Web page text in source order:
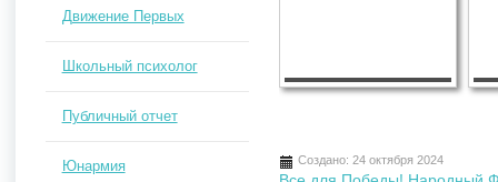
Создано: 24 октября 2024
Движение Первых
Школьный психолог
Публичный отчет
Юнармия